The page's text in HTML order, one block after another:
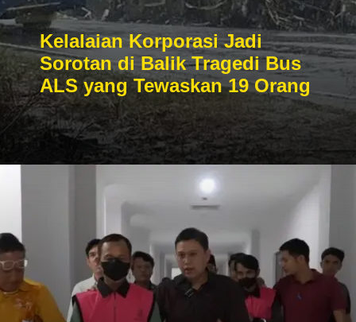
Kelalaian Korporasi Jadi
Sorotan di Balik Tragedi Bus
ALS yang Tewaskan 19 Orang